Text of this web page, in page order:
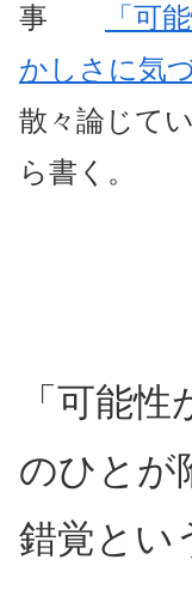
事
「可
かしさに気
散々論じて
ら書く。
「可能
のひとが
錯覚とい